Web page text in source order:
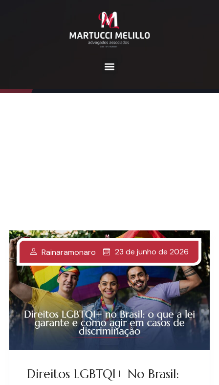
direitos LGBTQI+
Direitos LGBTQI+ No Brasil:
Rainaramonaro 23 de junho de 2026